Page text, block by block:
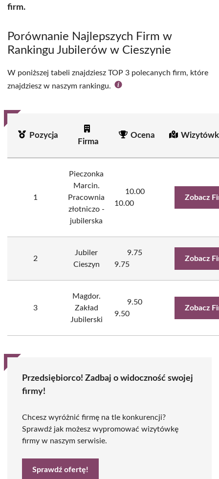
firm.
Porównanie Najlepszych Firm w
Rankingu Jubilerów w Cieszynie
W poniższej tabeli znajdziesz TOP 3 polecanych firm, które
znajdziesz w naszym rankingu.
Pozycja
Firma
Ocena
1
Pieczonka
Marcin.
Pracownia
złotniczo -
jubilerska
10.00
10.00
Zobacz
2
Jubiler
Cieszyn
9.75
9.75
Zobacz
3
Magdor.
Zakład
Jubilerski
9.50
9.50
Zobacz
Przedsiębiorco! Zadbaj o widoczność swojej
firmy!
Chcesz wyróżnić firmę na tle konkurencji?
Sprawdź jak możesz wypromować wizytówkę
firmy w naszym serwisie.
Sprawdź ofertę!